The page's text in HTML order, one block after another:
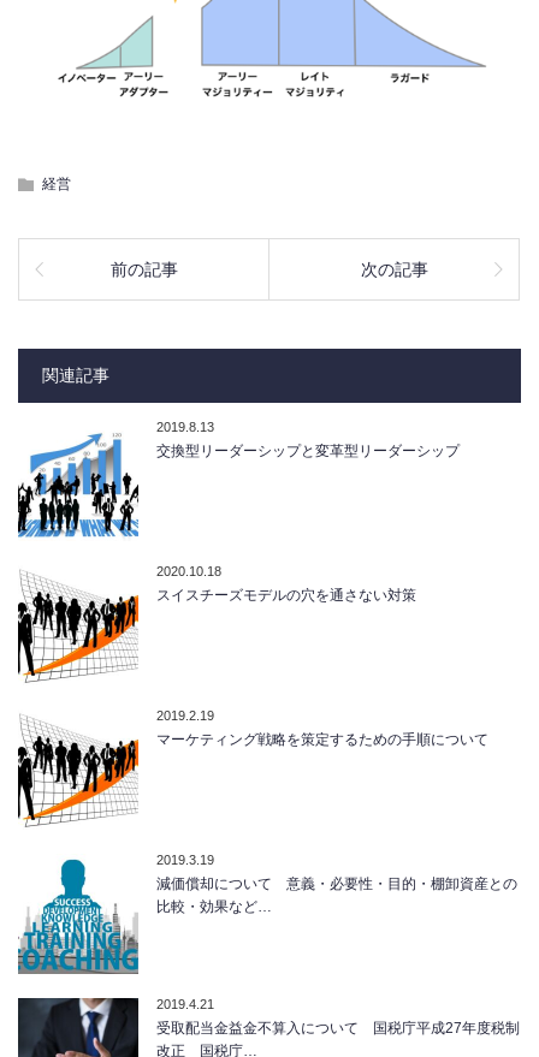
経営
前の記事 次の記事
関連記事
2019.8.13
交換型リーダーシップと変革型リーダーシップ
2020.10.18
スイスチーズモデルの穴を通さない対策
2019.2.19
マーケティング戦略を策定するための手順について
2019.3.19
減価償却について 意義・必要性・目的・棚卸資産との
比較・効果など…
2019.4.21
受取配当金益金不算入について 国税庁平成27年度税制
改正 国税庁…